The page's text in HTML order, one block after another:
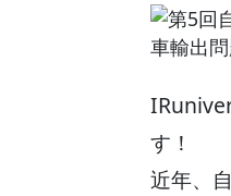
す！
近年、